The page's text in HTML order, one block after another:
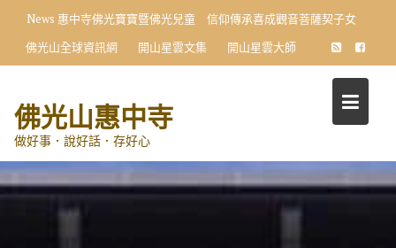
content
News 惠中寺佛光寶寶暨佛光兒童 信仰傳承喜成觀音菩薩契子女
佛光山全球資訊網
開山星雲文集 開山星雲大師
佛光山惠中寺
做好事．說好話．存好心